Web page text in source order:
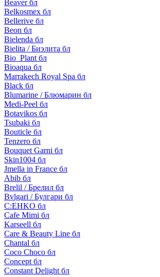
Beaver бл
Belkosmex бл
Bellerive бл
Beon бл
Bielenda бл
Bielita / Биэлита бл
Bio_Plant бл
Bioaqua бл
Marrakech Royal Spa бл
Black бл
Blumarine / Блюмарин бл
Medi-Peel бл
Botavikos бл
Tsubaki бл
Bouticle бл
Tenzero бл
Bouquet Garni бл
Skin1004 бл
Jmella in France бл
Abib бл
Brelil / Брелил бл
Bvlgari / Булгари бл
C:EHKO бл
Cafe Mimi бл
Karseell бл
Care & Beauty Line бл
Chantal бл
Coco Choco бл
Concept бл
Constant Delight бл